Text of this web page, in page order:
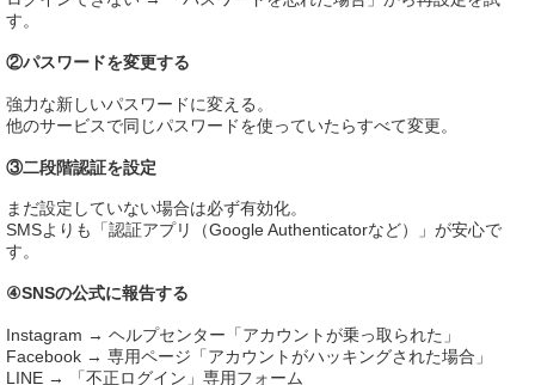
す。
②パスワードを変更する
強力な新しいパスワードに変える。
他のサービスで同じパスワードを使っていたらすべて変更。
③二段階認証を設定
まだ設定していない場合は必ず有効化。
SMSよりも「認証アプリ（Google Authenticatorなど）」が安心で
す。
④SNSの公式に報告する
Instagram → ヘルプセンター「アカウントが乗っ取られた」
Facebook → 専用ページ「アカウントがハッキングされた場合」
LINE → 「不正ログイン」専用フォーム